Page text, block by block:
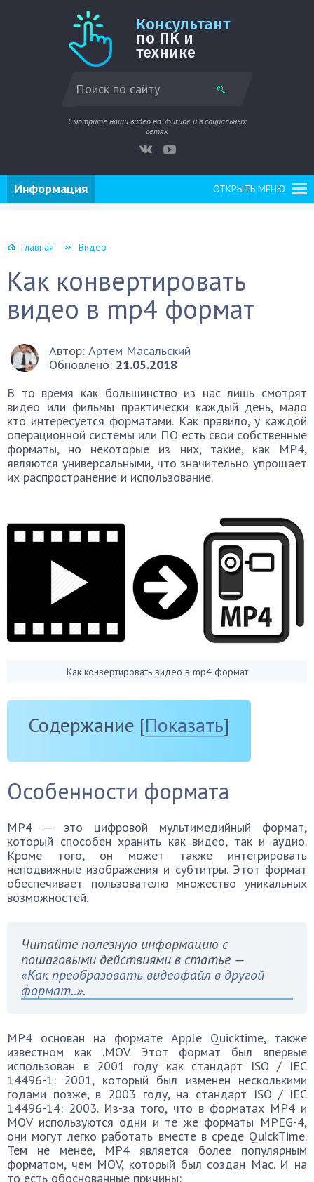
Консультант
по ПК и
технике
Смотрите наши видео на Youtube и в социальных
сетях
ОТКРЫТЬ МЕНЮ
Информация
Главная Видео
Как конвертировать
видео в mp4 формат
Автор: Артем Масальский
Обновлено: 21.05.2018
В то время как большинство из нас лишь смотрят
видео или фильмы практически каждый день, мало
кто интересуется форматами. Как правило, у каждой
операционной системы или ПО есть свои собственные
форматы, но некоторые из них, такие, как MP4,
являются универсальными, что значительно упрощает
их распространение и использование.
Как конвертировать видео в mp4 формат
Содержание [Показать]
Особенности формата
MP4 — это цифровой мультимедийный формат,
который способен хранить как видео, так и аудио.
Кроме того, он может также интегрировать
неподвижные изображения и субтитры. Этот формат
обеспечивает пользователю множество уникальных
возможностей.
Читайте полезную информацию с
пошаговыми действиями в статье —
«Как преобразовать видеофайл в другой
формат..».
MP4 основан на формате Apple Quicktime, также
известном как .MOV. Этот формат был впервые
использован в 2001 году как стандарт ISO / IEC
14496-1: 2001, который был изменен несколькими
годами позже, в 2003 году, на стандарт ISO / IEC
14496-14: 2003. Из-за того, что в форматах MP4 и
MOV используются одни и те же форматы MPEG-4,
они могут легко работать вместе в среде QuickTime.
Тем не менее, MP4 является более популярным
форматом, чем MOV, который был создан Mac. И на
то есть обоснованные причины: